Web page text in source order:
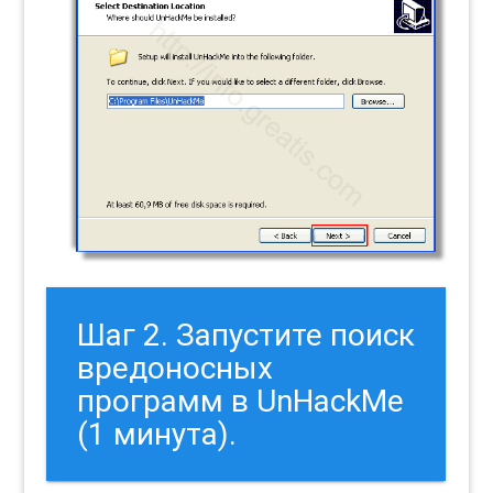
Шаг 2. Запустите поиск
вредоносных
программ в UnHackMe
(1 минута).